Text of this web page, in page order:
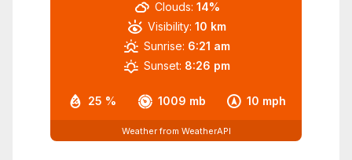
25 % 1009 mb 10 mph
Clouds: 14%
Visibility: 10 km
Sunrise: 6:21 am
Sunset: 8:26 pm
Weather from WeatherAPI